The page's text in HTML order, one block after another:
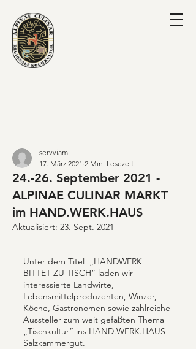
24.-26. September 2021 -
ALPINAE CULINAR MARKT
im HAND.WERK.HAUS
servviam
17. März 2021 2 Min. Lesezeit
Aktualisiert: 23. Sept. 2021
Unter dem Titel
„HANDWERK
BITTET ZU TISCH” laden wir
interessierte Landwirte,
Lebensmittelproduzenten, Winzer,
Köche, Gastronomen sowie zahlreiche
Aussteller zum weit gefaßten Thema
„Tischkultur” ins HAND.WERK.HAUS
Salzkammergut.